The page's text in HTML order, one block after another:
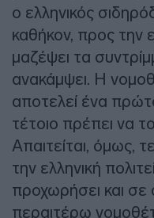
ο ελληνικός
καθήκον, προς την
μαζέψει τα
ανακάμψει. Η
αποτελεί ένα
τέτοιο πρέπει να
Απαιτείται, όμως,
την ελληνική
προχωρήσει και
περαιτέρω